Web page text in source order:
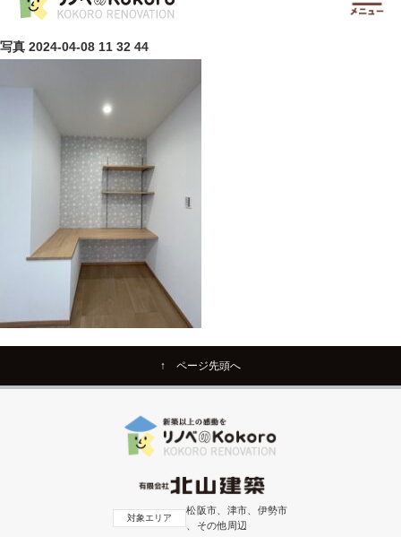
写真 2024-04-08 11 32 44
↑ ページ先頭へ
対象エリア
松阪市、津市、伊勢市
、その他周辺